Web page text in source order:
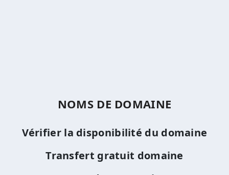
NOMS DE DOMAINE
Vérifier la disponibilité du domaine
Transfert gratuit domaine